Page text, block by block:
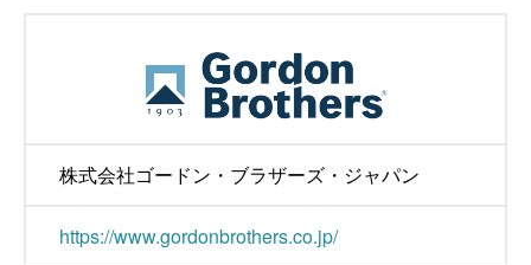
株式会社ゴードン・ブラザーズ・ジャパン
https://www.gordonbrothers.co.jp/